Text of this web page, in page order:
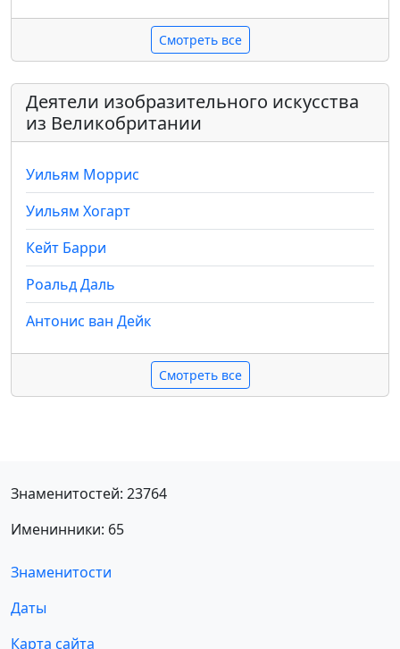
Смотреть все
Деятели изобразительного искусства
из Великобритании
Уильям Моррис
Уильям Хогарт
Кейт Барри
Роальд Даль
Антонис ван Дейк
Смотреть все
Знаменитостей: 23764
Именинники: 65
Знаменитости
Даты
Карта сайта